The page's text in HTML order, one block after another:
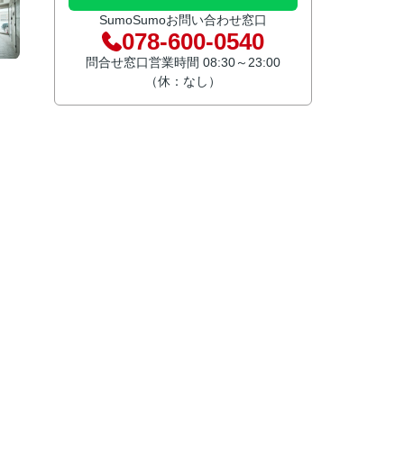
SumoSumoお問い合わせ窓口
078-600-0540
問合せ窓口営業時間 08:30～23:00
（休：なし）